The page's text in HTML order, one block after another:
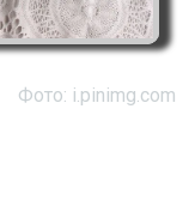
Фото: i.pinimg.com